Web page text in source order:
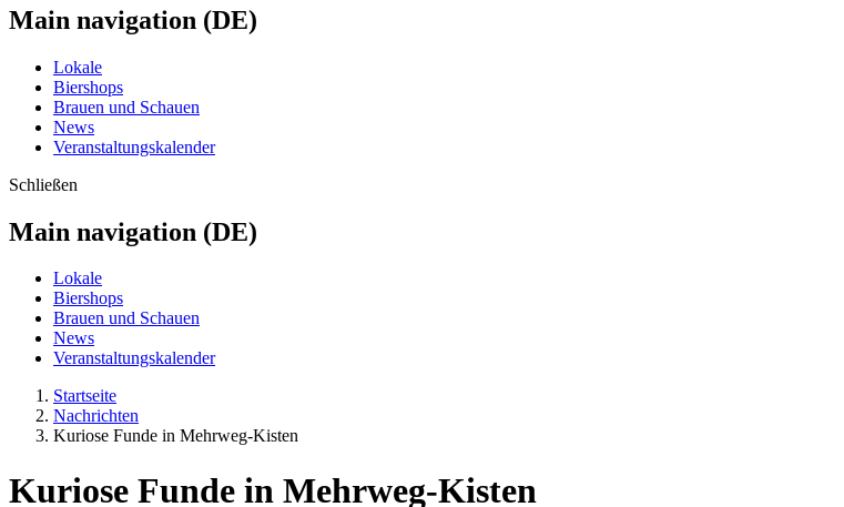
Main navigation (DE)
Lokale
Biershops
Brauen und Schauen
News
Veranstaltungskalender
Schließen
Main navigation (DE)
Lokale
Biershops
Brauen und Schauen
News
Veranstaltungskalender
Startseite
Nachrichten
Kuriose Funde in Mehrweg-Kisten
Kuriose Funde in Mehrweg-Kisten